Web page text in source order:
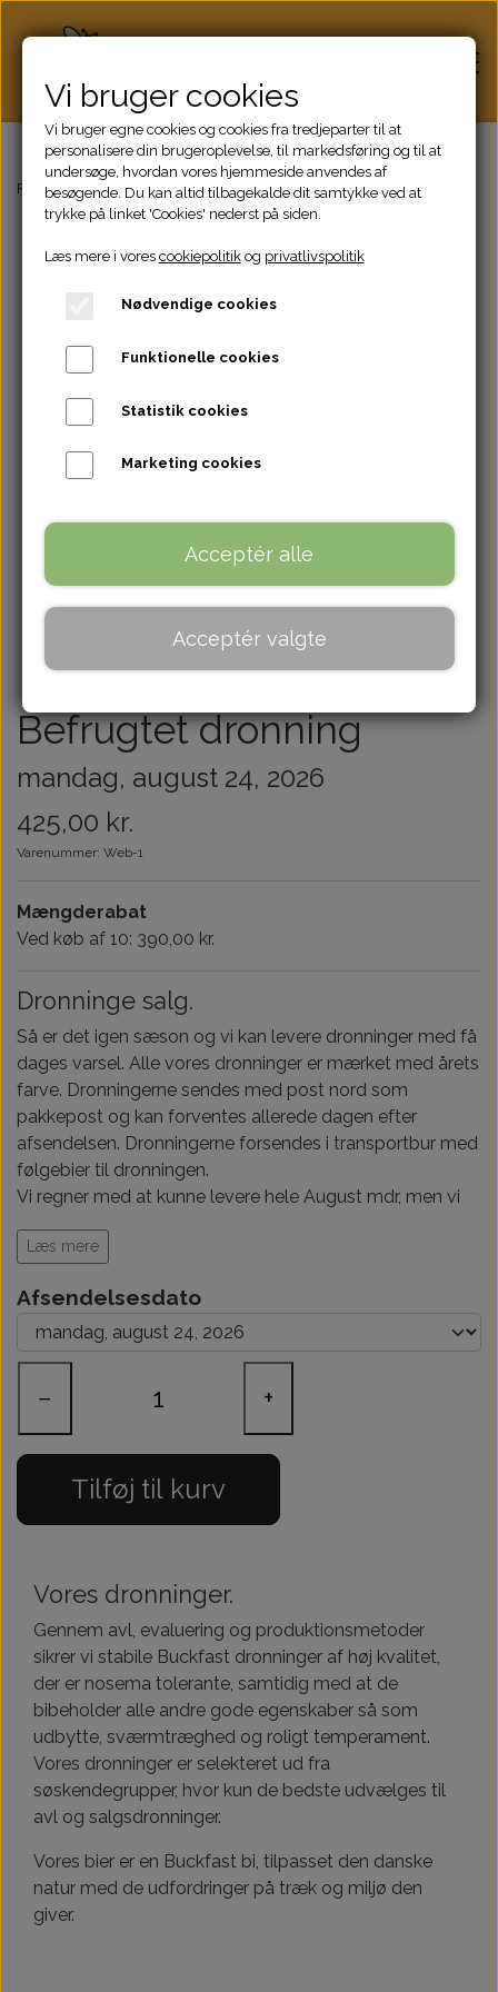
Hjem
Honning
Dronninger
Biavlsudstyr
Om
Kontakt
Forside Dronninger Salg Befrugtet dronning
Befrugtet dronning
mandag, august 24, 2026
425,00 kr.
Varenummer: Web-1
Mængderabat
Ved køb af 10: 390,00 kr.
Dronninge salg.
Så er det igen sæson og vi kan levere dronninger med få
dages varsel. Alle vores dronninger er mærket med årets
farve. Dronningerne sendes med post nord som
pakkepost og kan forventes allerede dagen efter
afsendelsen. Dronningerne forsendes i transportbur med
følgebier til dronningen.
Vi regner med at kunne levere hele August mdr, men vi
levering.
Læs mere
Afsendelsesdato
− +
Tilføj til kurv
Vores dronninger.
Gennem avl, evaluering og produktionsmetoder
sikrer vi stabile Buckfast dronninger af høj kvalitet,
der er nosema tolerante, samtidig med at de
bibeholder alle andre gode egenskaber så som
udbytte, sværmtræghed og roligt temperament.
Vores dronninger er selekteret ud fra
søskendegrupper, hvor kun de bedste udvælges til
avl og salgsdronninger.
Vores bier er en Buckfast bi, tilpasset den danske
natur med de udfordringer på træk og miljø den
giver.
Vi bruger cookies
Vi bruger egne cookies og cookies fra tredjeparter til at
personalisere din brugeroplevelse, til markedsføring og til at
undersøge, hvordan vores hjemmeside anvendes af
besøgende. Du kan altid tilbagekalde dit samtykke ved at
trykke på linket 'Cookies' nederst på siden.
Læs mere i vores cookiepolitikog privatlivspolitik
Nødvendige cookies
Funktionelle cookies
Statistik cookies
Marketing cookies
Acceptér alle
Acceptér valgte